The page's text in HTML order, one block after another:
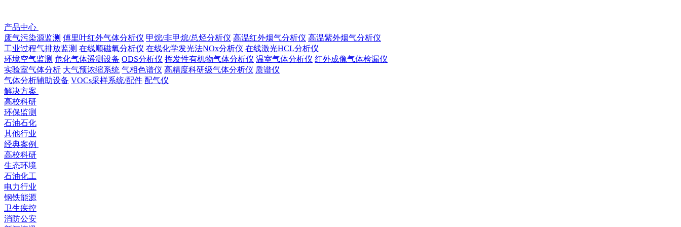
产品中心
废气污染源监测 傅里叶红外气体分析仪 甲烷/非甲烷/总烃分析仪 高温红外烟气分析仪 高温紫外烟气分析仪
工业过程气排放监测 在线顺磁氧分析仪 在线化学发光法NOx分析仪 在线激光HCL分析仪
环境空气监测 危化气体遥测设备 ODS分析仪 挥发性有机物⽓体分析仪 温室⽓体分析仪 红外成像气体检漏仪
实验室气体分析 大气预浓缩系统 气相色谱仪 高精度科研级⽓体分析仪 质谱仪
气体分析辅助设备 VOCs采样系统/配件 配气仪
解决方案
高校科研
环保监测
石油石化
其他行业
经典案例
高校科研
生态环境
石油化工
电力行业
钢铁能源
卫生疾控
消防公安